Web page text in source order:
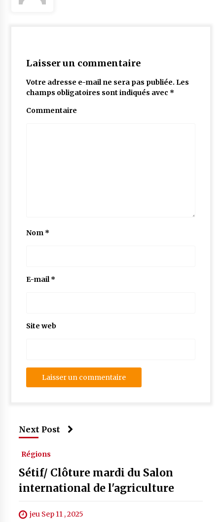
Laisser un commentaire
Votre adresse e-mail ne sera pas publiée. Les
champs obligatoires sont indiqués avec *
Commentaire
Nom *
E-mail*
Site web
Next Post
Régions
Sétif/ Clôture mardi du Salon
international de l'agriculture
jeu Sep 11 , 2025